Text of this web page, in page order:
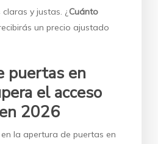
y justas. ¿ Cuánto
un precio ajustado
puertas en
el acceso
2026
la apertura de puertas en